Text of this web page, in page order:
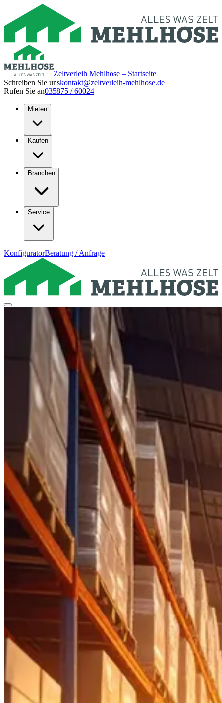
Zeltverleih Mehlhose – Startseite
Schreiben Sie unskontakt@zeltverleih-mehlhose.de
Rufen Sie an035875 / 60024
Mieten
Kaufen
Branchen
Service
KonfiguratorBeratung / Anfrage